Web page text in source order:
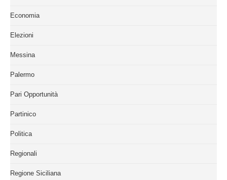
Economia
Elezioni
Messina
Palermo
Pari Opportunità
Partinico
Politica
Regionali
Regione Siciliana